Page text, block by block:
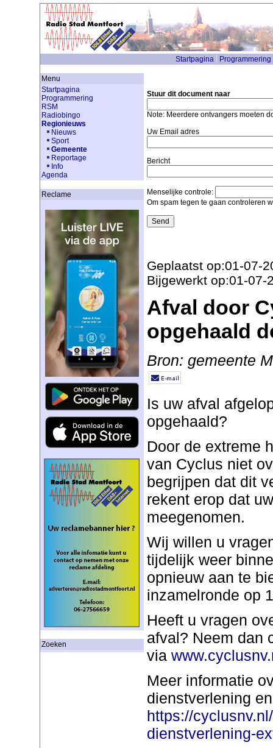
Startpagina Programmering
Menu
Startpagina
Programmering
RSM
Radiobingo
Regionieuws
Nieuws
Sport
Gemeente
Reportage
Info
Agenda
Reclame
Zoeken
Stuur dit document naar
Note: Meerdere ontvangers moeten
Uw Email adres
Bericht
Menselijke controle:
Om spam tegen te gaan controleren
Geplaatst op:01-07-
Bijgewerkt op:01-07-
Afval door
opgehaald
Bron: gemeente
Is uw afval
opgehaald?
Door de extreme
van Cyclus niet
begrijpen dat dit
rekent erop dat
meegenomen.
Wij willen u
tijdelijk weer
opnieuw aan te
inzamelronde op
Heeft u vragen
afval? Neem dan
via
Meer informatie
dienstverlening
https://
dienstverlening-